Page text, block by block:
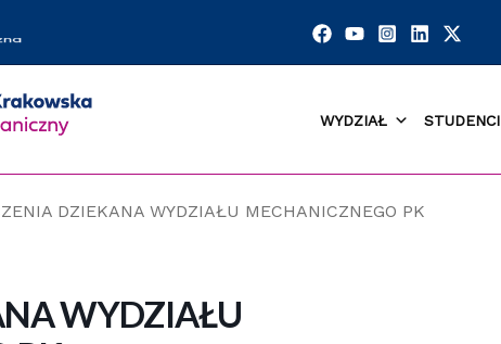
WYDZIAŁ STUDENCI
DZIEKANA WYDZIAŁU MECHANICZNEGO PK
WYDZIAŁU